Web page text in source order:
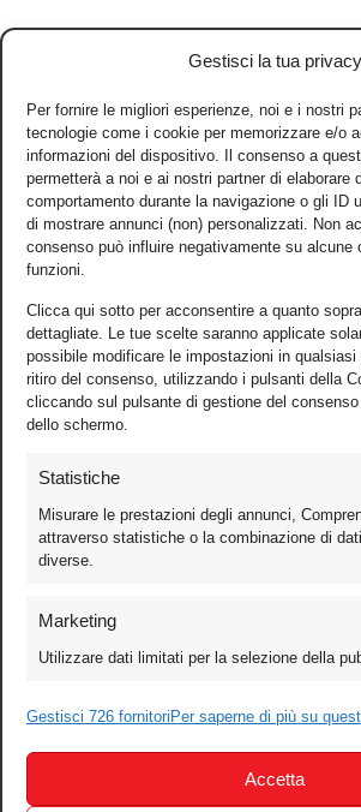
Gestisci la tua privacy
Per fornire le migliori esperienze, noi e i nostri
tecnologie come i cookie per memorizzare e/o
informazioni del dispositivo. Il consenso a
permetterà a noi e ai nostri partner di elaborare
comportamento durante la navigazione o gli ID
di mostrare annunci (non) personalizzati. Non
consenso può influire negativamente su alcune
funzioni.
Clicca qui sotto per acconsentire a quanto
dettagliate. Le tue scelte saranno applicate
possibile modificare le impostazioni in
ritiro del consenso, utilizzando i pulsanti della
cliccando sul pulsante di gestione del
dello schermo.
Statistiche
Misurare le prestazioni degli annunci,
attraverso statistiche o la combinazione di
diverse.
Marketing
Utilizzare dati limitati per la selezione della
Gestisci 726 fornitori Per saperne di più su
Accetta
Foto
Video
Games
Test
Cinema
Audio
Computer